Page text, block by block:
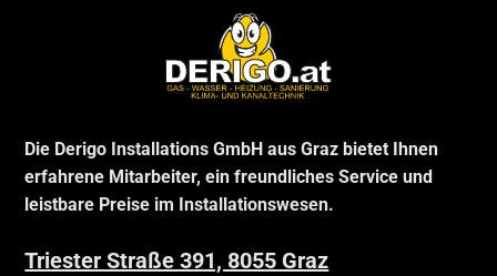
Die Derigo Installations GmbH aus Graz bietet Ihnen
erfahrene Mitarbeiter, ein freundliches Service und
leistbare Preise im Installationswesen.
Triester Straße 391, 8055 Graz